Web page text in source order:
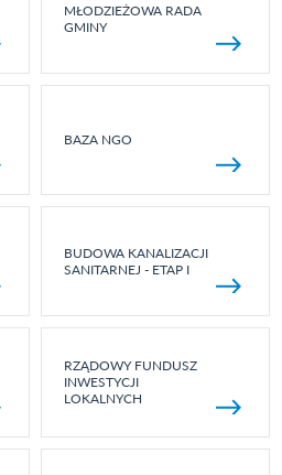
MŁODZIEŻOWA RADA
GMINY
BAZA NGO
BUDOWA KANALIZACJI
SANITARNEJ - ETAP I
RZĄDOWY FUNDUSZ
INWESTYCJI
LOKALNYCH